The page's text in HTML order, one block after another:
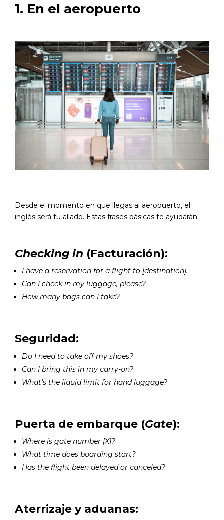
1. En el aeropuerto
Desde el momento en que llegas al aeropuerto, el
inglés será tu aliado. Estas frases básicas te ayudarán:
Checking in (Facturación):
I have a reservation for a flight to [destination].
Can I check in my luggage, please?
How many bags can I take?
Seguridad:
Do I need to take off my shoes?
Can I bring this in my carry-on?
What’s the liquid limit for hand luggage?
Puerta de embarque (Gate):
Where is gate number [X]?
What time does boarding start?
Has the flight been delayed or canceled?
Aterrizaje y aduanas: